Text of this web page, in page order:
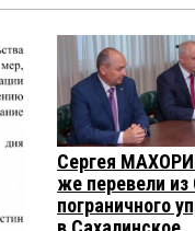
Сергея
же перевели из
пограничного